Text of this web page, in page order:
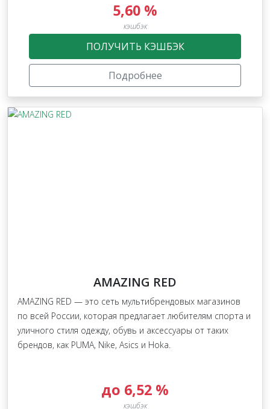
5,60 %
кэшбэк
ПОЛУЧИТЬ КЭШБЭК
Подробнее
AMAZING RED
AMAZING RED — это сеть мультибрендовых магазинов
по всей России, которая предлагает любителям спорта и
уличного стиля одежду, обувь и аксессуары от таких
брендов, как PUMA, Nike, Asics и Hoka.
до 6,52 %
кэшбэк